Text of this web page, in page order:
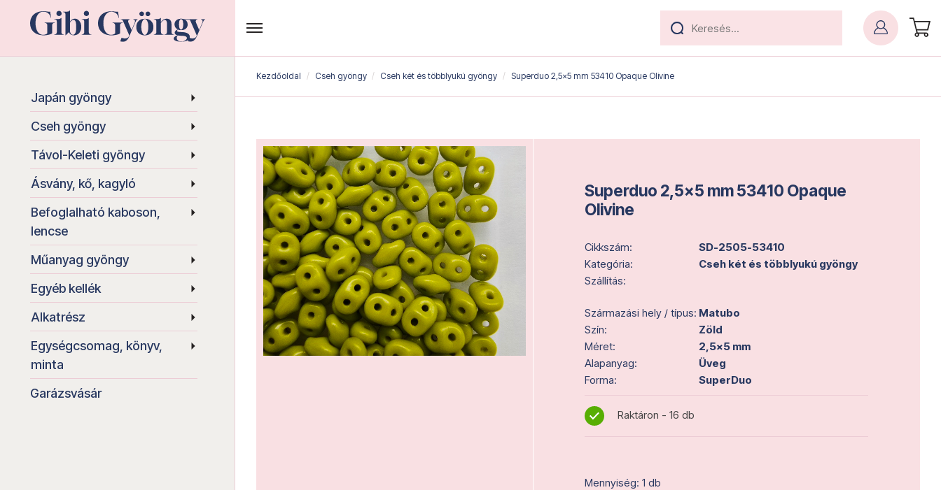
Japán gyöngy
Cseh gyöngy
Távol-Keleti gyöngy
Ásvány, kő, kagyló
Befoglalható kaboson,
lencse
Műanyag gyöngy
Egyéb kellék
Alkatrész
Egységcsomag, könyv,
minta
Garázsvásár
Kezdőoldal Cseh gyöngy Cseh két és többlyukú gyöngy Superduo 2,5x5 mm 53410 Opaque Olivine
Superduo 2,5x5 mm 53410 Opaque
Olivine
Cikkszám:
SD-2505-53410
Kategória:
Cseh két és többlyukú gyöngy
Szállítás:
Származási hely / típus: Matubo
Szín:
Zöld
Méret:
2,5x5 mm
Alapanyag:
Üveg
Forma:
SuperDuo
Raktáron - 16 db
Mennyiség: 1 db